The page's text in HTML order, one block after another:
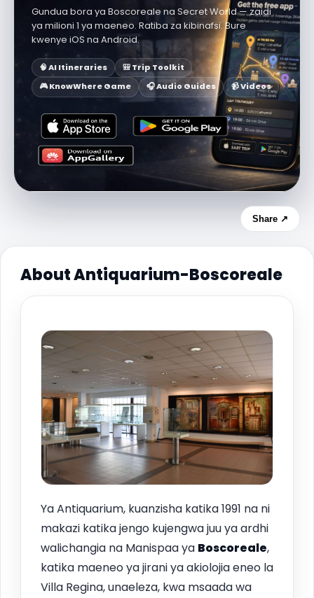
Gundua bora ya Boscoreale na Secret World — zaidi
ya milioni 1 ya maeneo. Ratiba za kibinafsi. Bure
kwenye iOS na Android.
🧠 AI Itineraries
🎒 Trip Toolkit
🎮 KnowWhere Game
🎧 Audio Guides 📹 Videos
Share ↗
About Antiquarium-Boscoreale
Ya Antiquarium, kuanzisha katika 1991 na ni
makazi katika jengo kujengwa juu ya ardhi
walichangia na Manispaa ya Boscoreale,
katika maeneo ya jirani ya akiolojia eneo la
Villa Regina, unaeleza, kwa msaada wa